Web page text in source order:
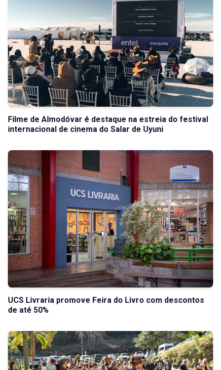
Filme de Almodóvar é destaque na estreia do festival
internacional de cinema do Salar de Uyuni
UCS Livraria promove Feira do Livro com descontos
de até 50%